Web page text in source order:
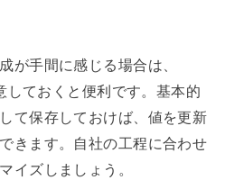
が手間に感じる場合は、
ておくと便利です。基本的
て保存しておけば、値を更新
きます。自社の工程に合わせ
イズしましょう。